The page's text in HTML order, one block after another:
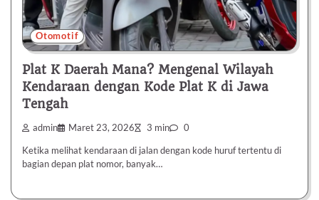
Otomotif
Plat K Daerah Mana? Mengenal Wilayah
Kendaraan dengan Kode Plat K di Jawa
Tengah
admin Maret 23, 2026 3 min 0
Ketika melihat kendaraan di jalan dengan kode huruf tertentu di
bagian depan plat nomor, banyak…